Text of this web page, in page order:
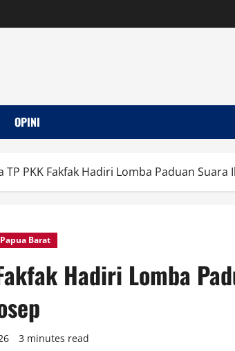
OPINI
TP PKK Fakfak Hadiri Lomba Paduan
Papua Barat
Hadiri Lomba
3 minutes read